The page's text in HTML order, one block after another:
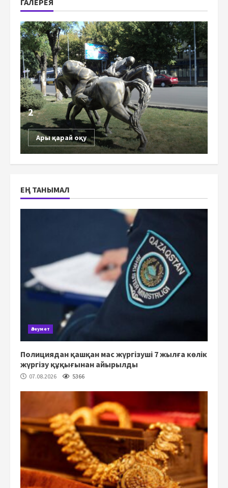
2
Ары қарай оқу
ЕҢ ТАНЫМАЛ
Әлеумет
Полициядан қашқан мас жүргізуші 7 жылға көлік
жүргізу құқығынан айырылды
07.08.2026 5366